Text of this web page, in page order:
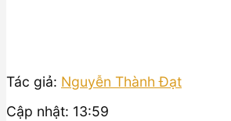
Tác giả: Nguyễn Thành Đạt
Cập nhật: 13:59